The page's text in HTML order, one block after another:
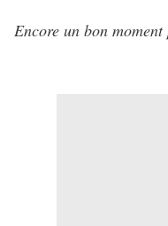
Encore un bon